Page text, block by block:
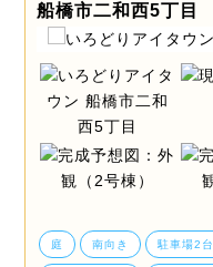
船橋市二和西5丁目
庭 南向き 駐車場2台